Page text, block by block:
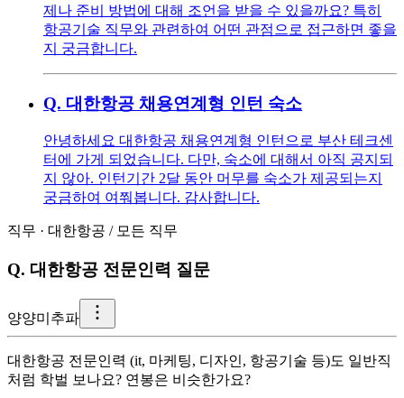
제나 준비 방법에 대해 조언을 받을 수 있을까요? 특히
항공기술 직무와 관련하여 어떤 관점으로 접근하면 좋을
지 궁금합니다.
Q. 대한항공 채용연계형 인턴 숙소
안녕하세요 대한항공 채용연계형 인턴으로 부산 테크센
터에 가게 되었습니다. 다만, 숙소에 대해서 아직 공지되
지 않아. 인턴기간 2달 동안 머무를 숙소가 제공되는지
궁금하여 여쭤봅니다. 감사합니다.
직무 · 대한항공 / 모든 직무
Q. 대한항공 전문인력 질문
양양미추파
대한항공 전문인력 (it, 마케팅, 디자인, 항공기술 등)도 일반직
처럼 학벌 보나요? 연봉은 비슷한가요?